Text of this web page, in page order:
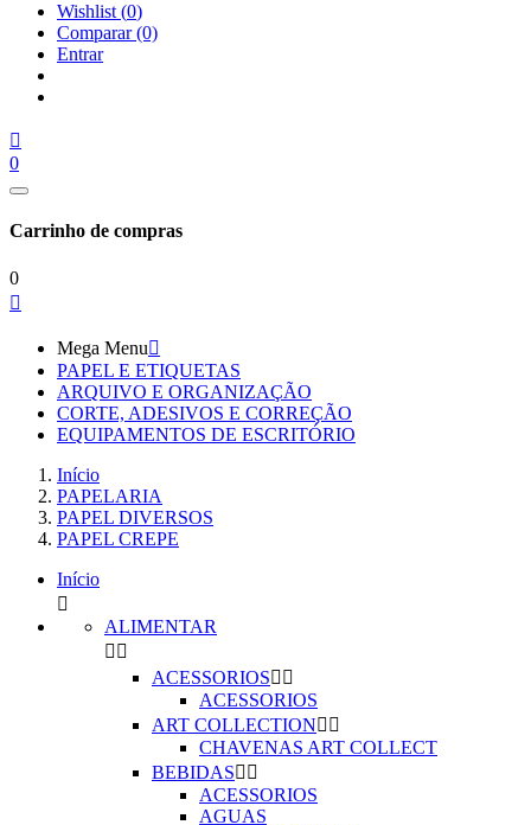
Wishlist (0)
Comparar(0)
Entrar

0
Carrinho de compras
0

Mega Menu
PAPEL E ETIQUETAS
ARQUIVO E ORGANIZAÇÃO
CORTE, ADESIVOS E CORREÇÃO
EQUIPAMENTOS DE ESCRITÓRIO
Início
PAPELARIA
PAPEL DIVERSOS
PAPEL CREPE
Início

ALIMENTAR
 
ACESSORIOS 
ACESSORIOS
ART COLLECTION 
CHAVENAS ART COLLECT
BEBIDAS 
ACESSORIOS
AGUAS